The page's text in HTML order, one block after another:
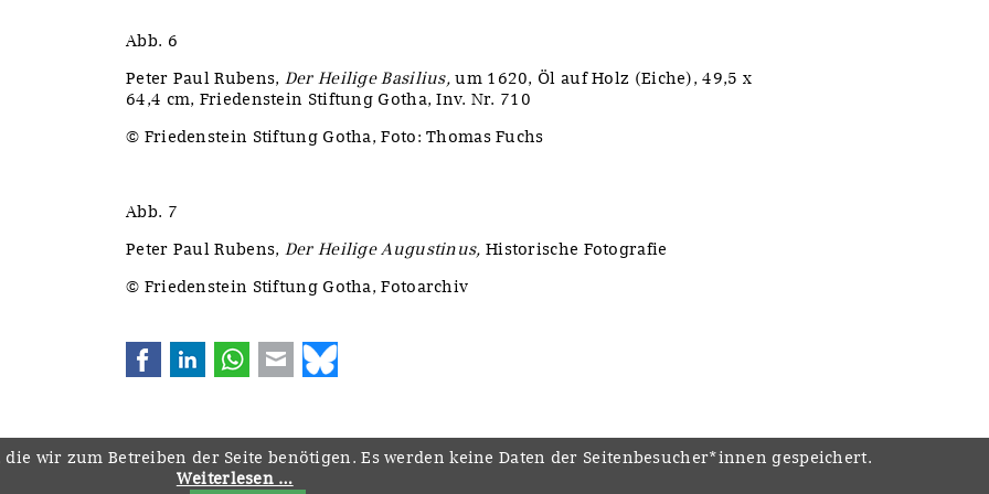
Abb. 6
Peter Paul Rubens, Der Heilige Basilius,um 1620, Öl auf Holz (Eiche), 49,5 x
64,4 cm, Friedenstein Stiftung Gotha, Inv. Nr. 710
© Friedenstein Stiftung Gotha, Foto: Thomas Fuchs
Abb. 7
Peter Paul Rubens, Der Heilige Augustinus, Historische Fotografie
© Friedenstein Stiftung Gotha, Fotoarchiv
FacebookLinkedInWhatsApp
E-mail
Navigation
wir zum Betreiben der Seite benötigen. Es werden keine Daten der Seitenbesucher*innen gespeichert.
Weiterlesen …